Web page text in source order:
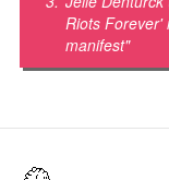
Riots Forever'
manifest"